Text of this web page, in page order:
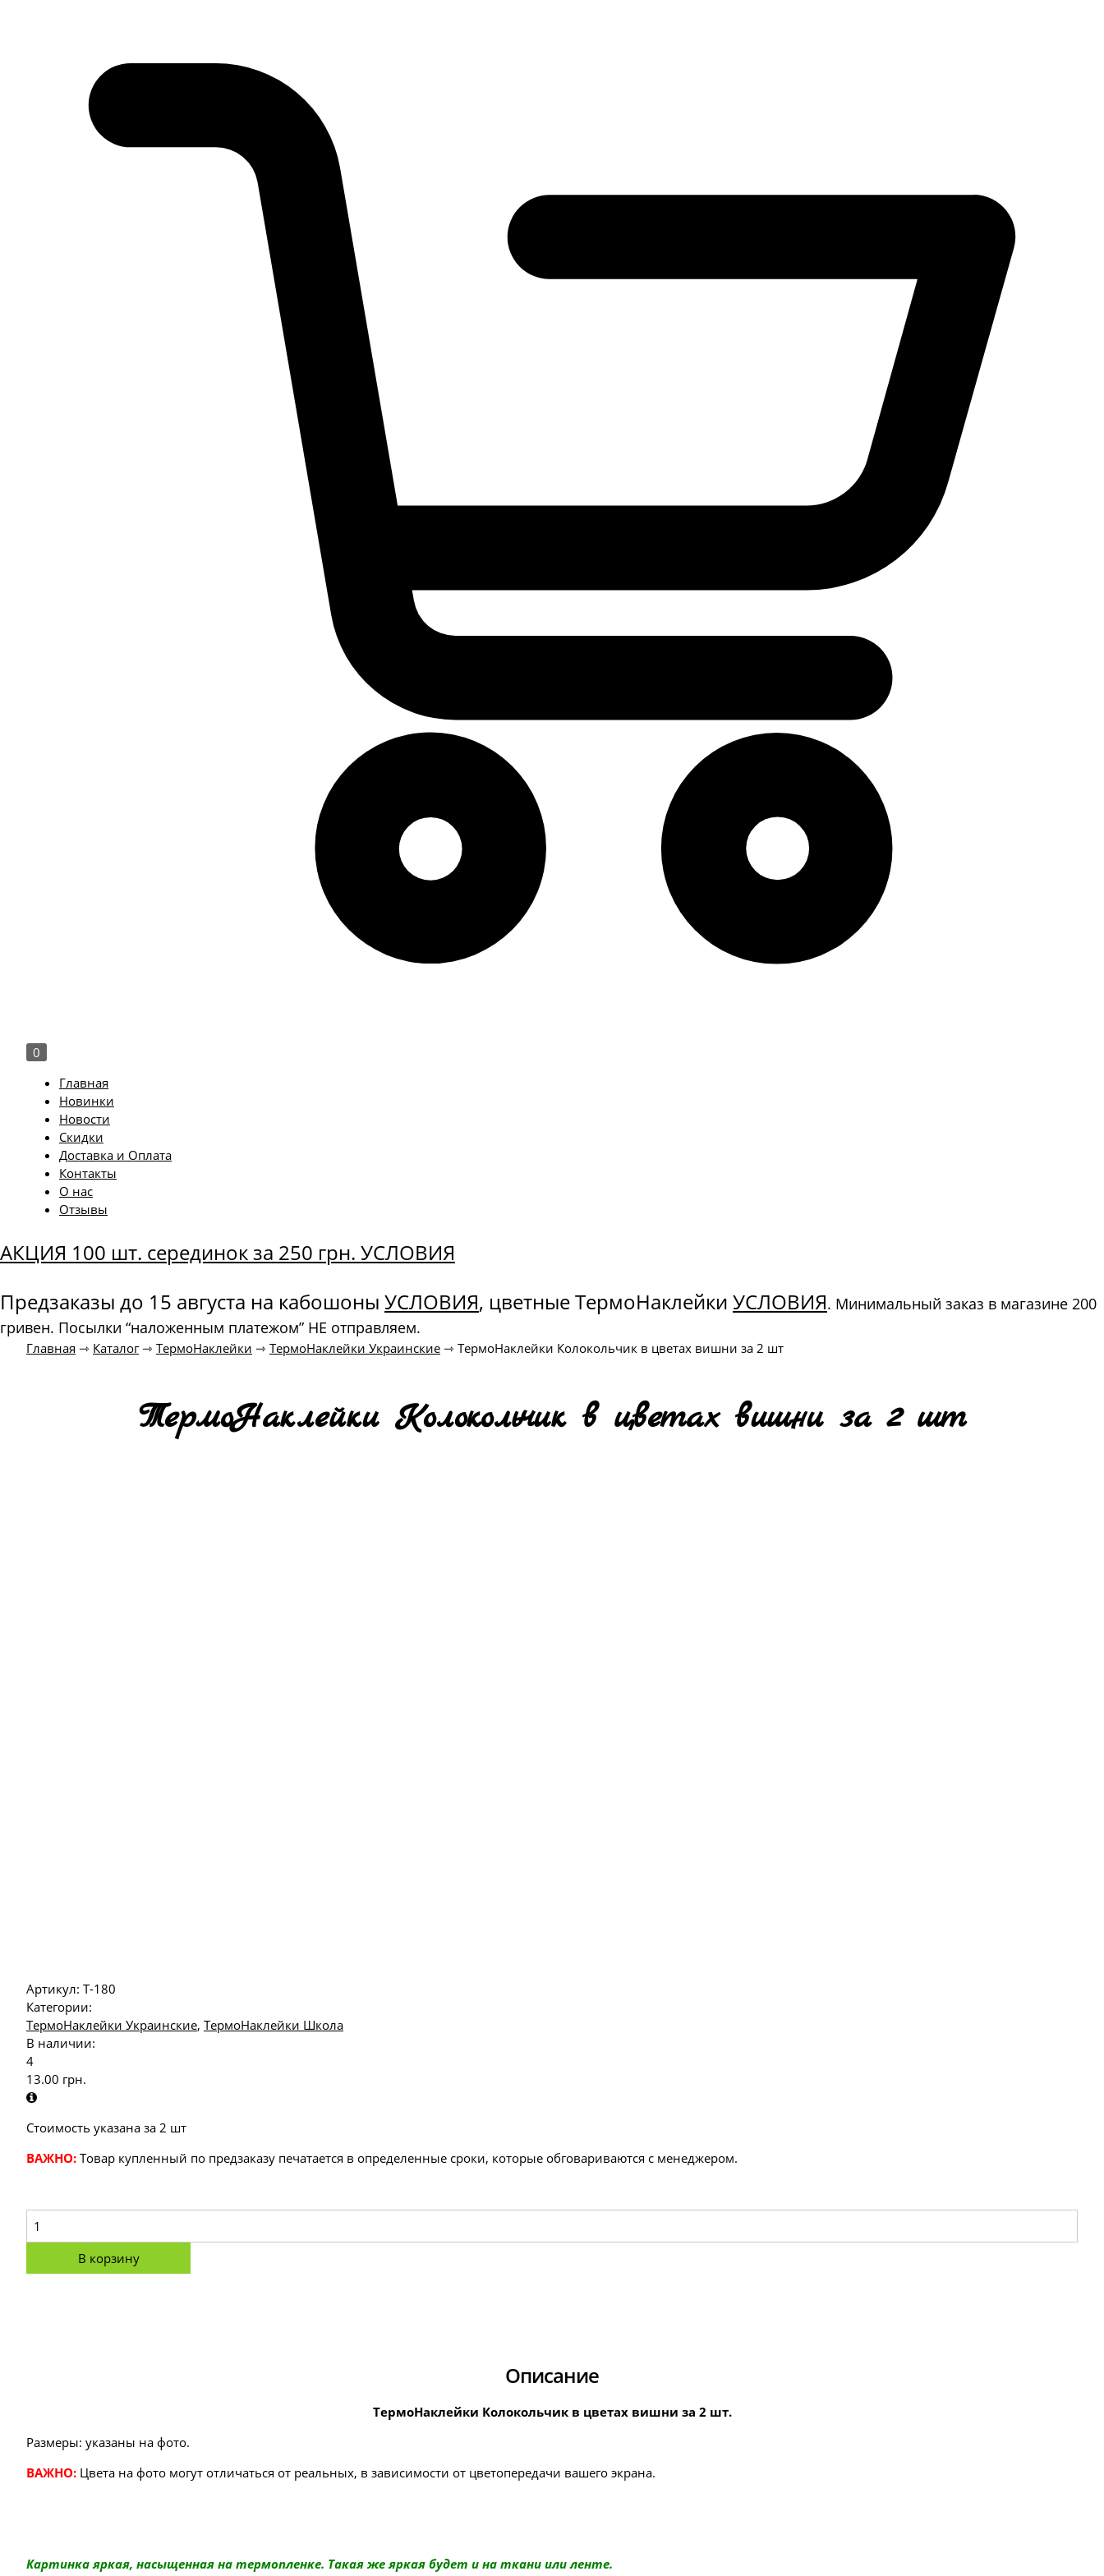
0
Главная
Новинки
Новости
Скидки
Доставка и Оплата
Контакты
О нас
Отзывы
АКЦИЯ 100 шт. серединок за 250 грн. УСЛОВИЯ
Предзаказы до 15 августа на кабошоны УСЛОВИЯ, цветные ТермоНаклейки УСЛОВИЯ. Минимальный заказ в магазине 200
гривен. Посылки “наложенным платежом” НЕ отправляем.
Главная ⇾ Каталог⇾ ТермоНаклейки ⇾ ТермоНаклейки Украинские ⇾ ТермоНаклейки Колокольчик в цветах вишни за 2 шт
ТермоНаклейки Колокольчик в цветах вишни за 2 шт
Артикул: Т-180
Категории:
ТермоНаклейки Украинские, ТермоНаклейки Школа
В наличии:
4
13.00 грн.
Стоимость указана за 2 шт
ВАЖНО: Товар купленный по предзаказу печатается в определенные сроки, которые обговариваются с менеджером.
В корзину
Описание
ТермоНаклейки Колокольчик в цветах вишни за 2 шт.
Размеры: указаны на фото.
ВАЖНО: Цвета на фото могут отличаться от реальных, в зависимости от цветопередачи вашего экрана.
Картинка яркая, насыщенная на термопленке. Такая же яркая будет и на ткани или ленте.